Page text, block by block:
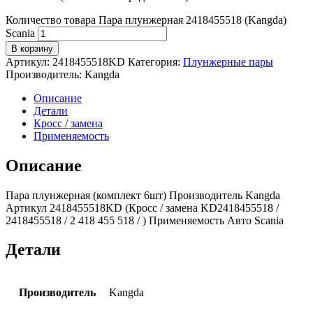
Количество товара Пара плунжерная 2418455518 (Kangda)
Scania
В корзину
Артикул: 2418455518KD Категория: Плунжерные пары
Производитель: Kangda
Описание
Детали
Кросс / замена
Применяемость
Описание
Пара плунжерная (комплект 6шт) Производитель Kangda
Артикул 2418455518KD (Кросс / замена KD2418455518 /
2418455518 / 2 418 455 518 / ) Применяемость Авто Scania
Детали
Производитель Kangda